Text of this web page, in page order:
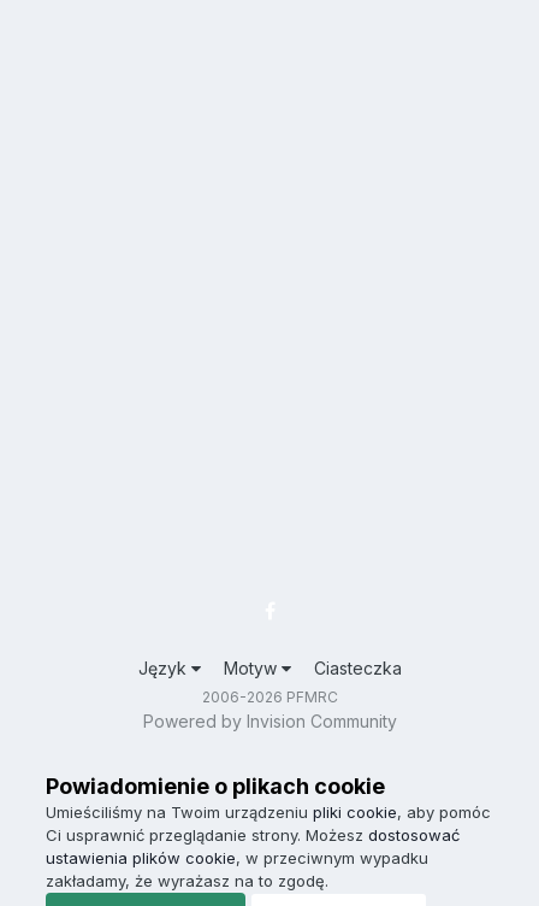
Język Motyw Ciasteczka
2006-2026 PFMRC
Powered by Invision Community
Powiadomienie o plikach cookie
Umieściliśmy na Twoim urządzeniu pliki cookie, aby pomóc
Ci usprawnić przeglądanie strony. Możesz dostosować
ustawienia plików cookie, w przeciwnym wypadku
zakładamy, że wyrażasz na to zgodę.